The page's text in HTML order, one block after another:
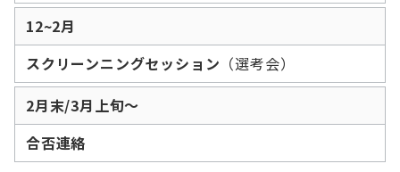
12~2月
スクリーンニングセッション （選考会）
2月末/3月上旬〜
合否連絡